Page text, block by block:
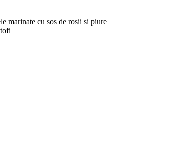
marinate cu sos de rosii si piure